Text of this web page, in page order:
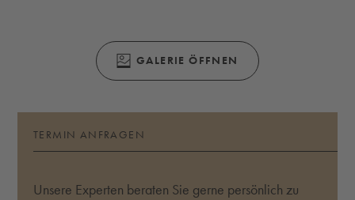
GALERIE ÖFFNEN
GRÖSSERE VERSION ÖFFNEN
TERMIN ANFRAGEN
Unsere Experten beraten Sie gerne persönlich zu